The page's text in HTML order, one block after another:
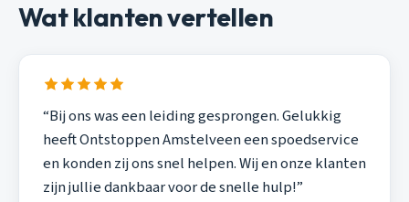
Wat klanten vertellen
“Bij ons was een leiding gesprongen. Gelukkig
heeft Ontstoppen Amstelveen een spoedservice
en konden zij ons snel helpen. Wij en onze klanten
zijn jullie dankbaar voor de snelle hulp!”